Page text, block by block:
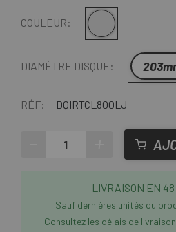
COULEUR: Argent
DIAMÈTRE DISQUE:
RÉF: DQIRTCL800LJ
LIVRAISON EN
Sauf dernières unités ou
Consultez les délais de